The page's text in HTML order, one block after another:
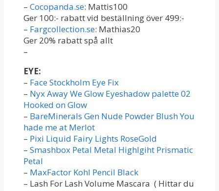
– Cocopanda.se: Mattis100
Ger 100:- rabatt vid beställning över 499:-
– Fargcollection.se: Mathias20
Ger 20% rabatt spå allt
–
EYE:
– Face Stockholm Eye Fix
– Nyx Away We Glow Eyeshadow palette 02
Hooked on Glow
– BareMinerals Gen Nude Powder Blush You
hade me at Merlot
– Pixi Liquid Fairy Lights RoseGold
– Smashbox Petal Metal Highlgiht Prismatic
Petal
– MaxFactor Kohl Pencil Black
– Lash For Lash Volume Mascara ( Hittar du